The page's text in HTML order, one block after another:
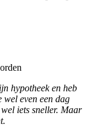
hypotheek en heb
wel even een dag
iets sneller. Maar